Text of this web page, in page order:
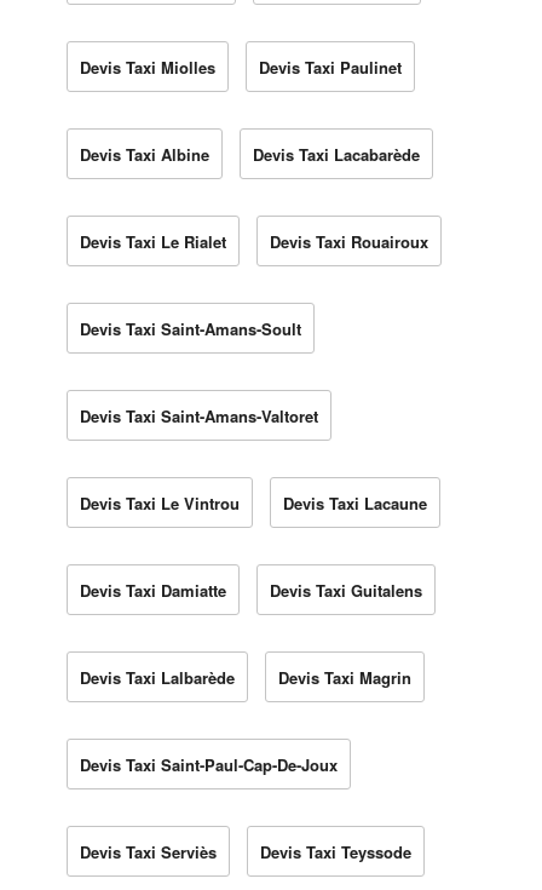
Devis Taxi Miolles Devis Taxi Paulinet
Devis Taxi Albine Devis Taxi Lacabarède
Devis Taxi Le Rialet Devis Taxi Rouairoux
Devis Taxi Saint-Amans-Soult
Devis Taxi Saint-Amans-Valtoret
Devis Taxi Le Vintrou Devis Taxi Lacaune
Devis Taxi Damiatte Devis Taxi Guitalens
Devis Taxi Lalbarède Devis Taxi Magrin
Devis Taxi Saint-Paul-Cap-De-Joux
Devis Taxi Serviès Devis Taxi Teyssode